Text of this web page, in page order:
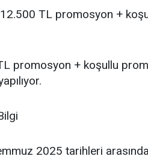
TL promosyon +
promosyon + koşullu
2025 tarihleri